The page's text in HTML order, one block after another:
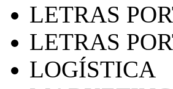
LETRAS
LETRAS
LOGÍSTICA